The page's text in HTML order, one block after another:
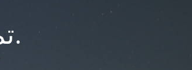
تم إيقاف خدمات شبكة التشريعات الليبية.